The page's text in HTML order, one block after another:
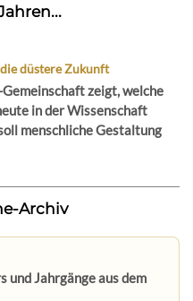
düstere Zukunft
zeigt, welche
in der Wissenschaft
menschliche Gestaltung
Archiv
und Jahrgänge aus dem